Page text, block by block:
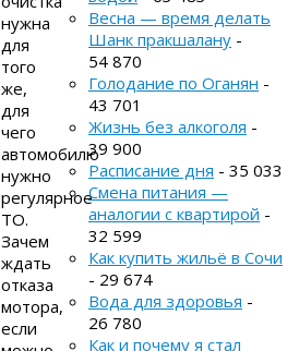
нужна
для
того
же,
для
чего
автомобилю
нужно
регулярное
ТО.
Зачем
ждать
отказа
мотора,
если
Весна — время делать
Шанк пракшалану -
54 870
Голодание по Оганян -
43 701
Жизнь без алкоголя -
39 900
Расписание дня - 35 033
Смена питания —
аналогии с квартирой -
32 599
Как купить жильё в Сочи
- 29 674
Вода для здоровья -
26 780
Как и почему я стал